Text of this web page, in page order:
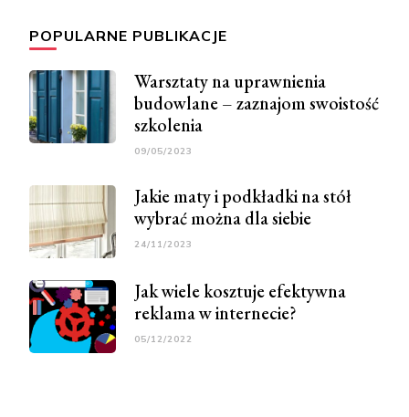
POPULARNE PUBLIKACJE
Warsztaty na uprawnienia
budowlane – zaznajom swoistość
szkolenia
09/05/2023
Jakie maty i podkładki na stół
wybrać można dla siebie
24/11/2023
Jak wiele kosztuje efektywna
reklama w internecie?
05/12/2022